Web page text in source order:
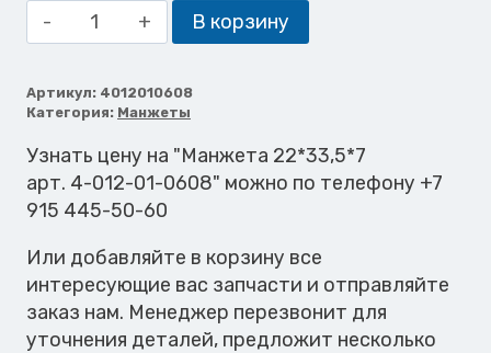
Количество
товара
22*33,5*7
В корзину
Артикул: 4012010608
Категория: Манжеты
Узнать цену на "Манжета 22*33,5*7
арт. 4-012-01-0608" можно по телефону +7
915 445-50-60
Или добавляйте в корзину все
интересующие вас запчасти и отправляйте
заказ нам. Менеджер перезвонит для
уточнения деталей, предложит несколько